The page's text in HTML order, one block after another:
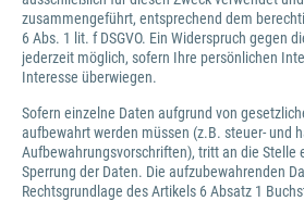
zusammengeführt, entsprechend dem
6 Abs. 1 lit. f DSGVO. Ein Widerspruch gegen
jederzeit möglich, sofern Ihre persönlichen
Interesse überwiegen.
Sofern einzelne Daten aufgrund von
aufbewahrt werden müssen (z.B. steuer- und
Aufbewahrungsvorschriften), tritt an die Stelle
Sperrung der Daten. Die aufzubewahrenden
Rechtsgrundlage des Artikels 6 Absatz 1